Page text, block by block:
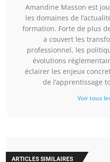
Amandine Masson est
les domaines de
formation. Forte de plus
a couvert les
professionnel, les
évolutions
éclairer les enjeux
de l’apprentissage
Voir tous
ARTICLES SIMILAIRES